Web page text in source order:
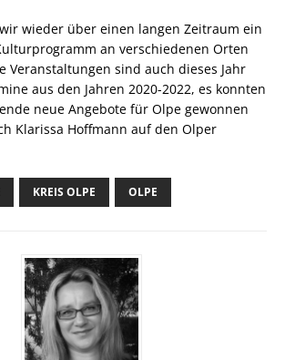
wieder über einen langen Zeitraum ein
an verschiedenen Orten
Veranstaltungen sind auch dieses Jahr
aus den Jahren 2020-2022, es konnten
neue Angebote für Olpe gewonnen
Klarissa Hoffmann auf den Olper
KREIS OLPE OLPE